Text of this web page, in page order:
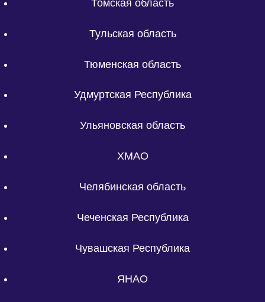
Томская область
Тульская область
Тюменская область
Удмуртская Республика
Ульяновская область
ХМАО
Челябинская область
Чеченская Республика
Чувашская Республика
ЯНАО